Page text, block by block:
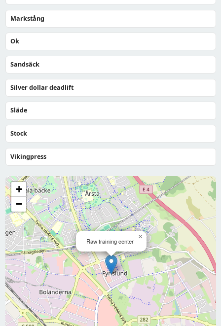
Markstång
Ok
Sandsäck
Silver dollar deadlift
Släde
Stock
Vikingpress
Raw training center
×
+
−